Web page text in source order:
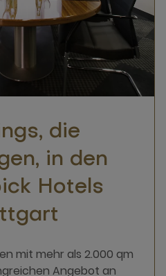
die
in den
Hotels
mit mehr als 2.000 qm
Angebot an